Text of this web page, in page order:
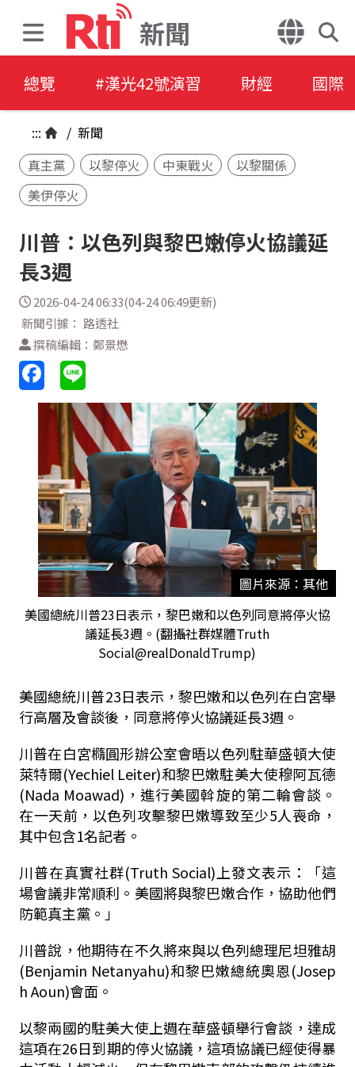
新聞
總覽 #漢光42號演習 財經 國際
::: / 新聞
真主黨
以黎停火 中東戰火
以黎關係
美伊停火
川普：以色列與黎巴嫩停火協議延
長3週
2026-04-24 06:33(04-24 06:49更新)
新聞引據： 路透社
撰稿編輯：鄭景懋
圖片來源：其他
美國總統川普23日表示，黎巴嫩和以色列同意將停火協
議延長3週。(翻攝社群媒體Truth
Social@realDonaldTrump)
美國總統川普23日表示，黎巴嫩和以色列在白宮舉
行高層及會談後，同意將停火協議延長3週。
川普在白宮橢圓形辦公室會晤以色列駐華盛頓大使
萊特爾(Yechiel Leiter)和黎巴嫩駐美大使穆阿瓦德
(Nada Moawad)，進行美國斡旋的第二輪會談。
在一天前，以色列攻擊黎巴嫩導致至少5人喪命，
其中包含1名記者。
川普在真實社群(Truth Social)上發文表示：「這
場會議非常順利。美國將與黎巴嫩合作，協助他們
防範真主黨。」
川普說，他期待在不久將來與以色列總理尼坦雅胡
(Benjamin Netanyahu)和黎巴嫩總統奧恩(Josep
h Aoun)會面。
以黎兩國的駐美大使上週在華盛頓舉行會談，達成
這項在26日到期的停火協議，這項協議已經使得暴